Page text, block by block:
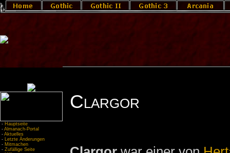
- Hauptseite
- Almanach-Portal
- Aktuelles
- Letzte Änderungen
- Mitmachen
- Zufällige Seite
Clargor